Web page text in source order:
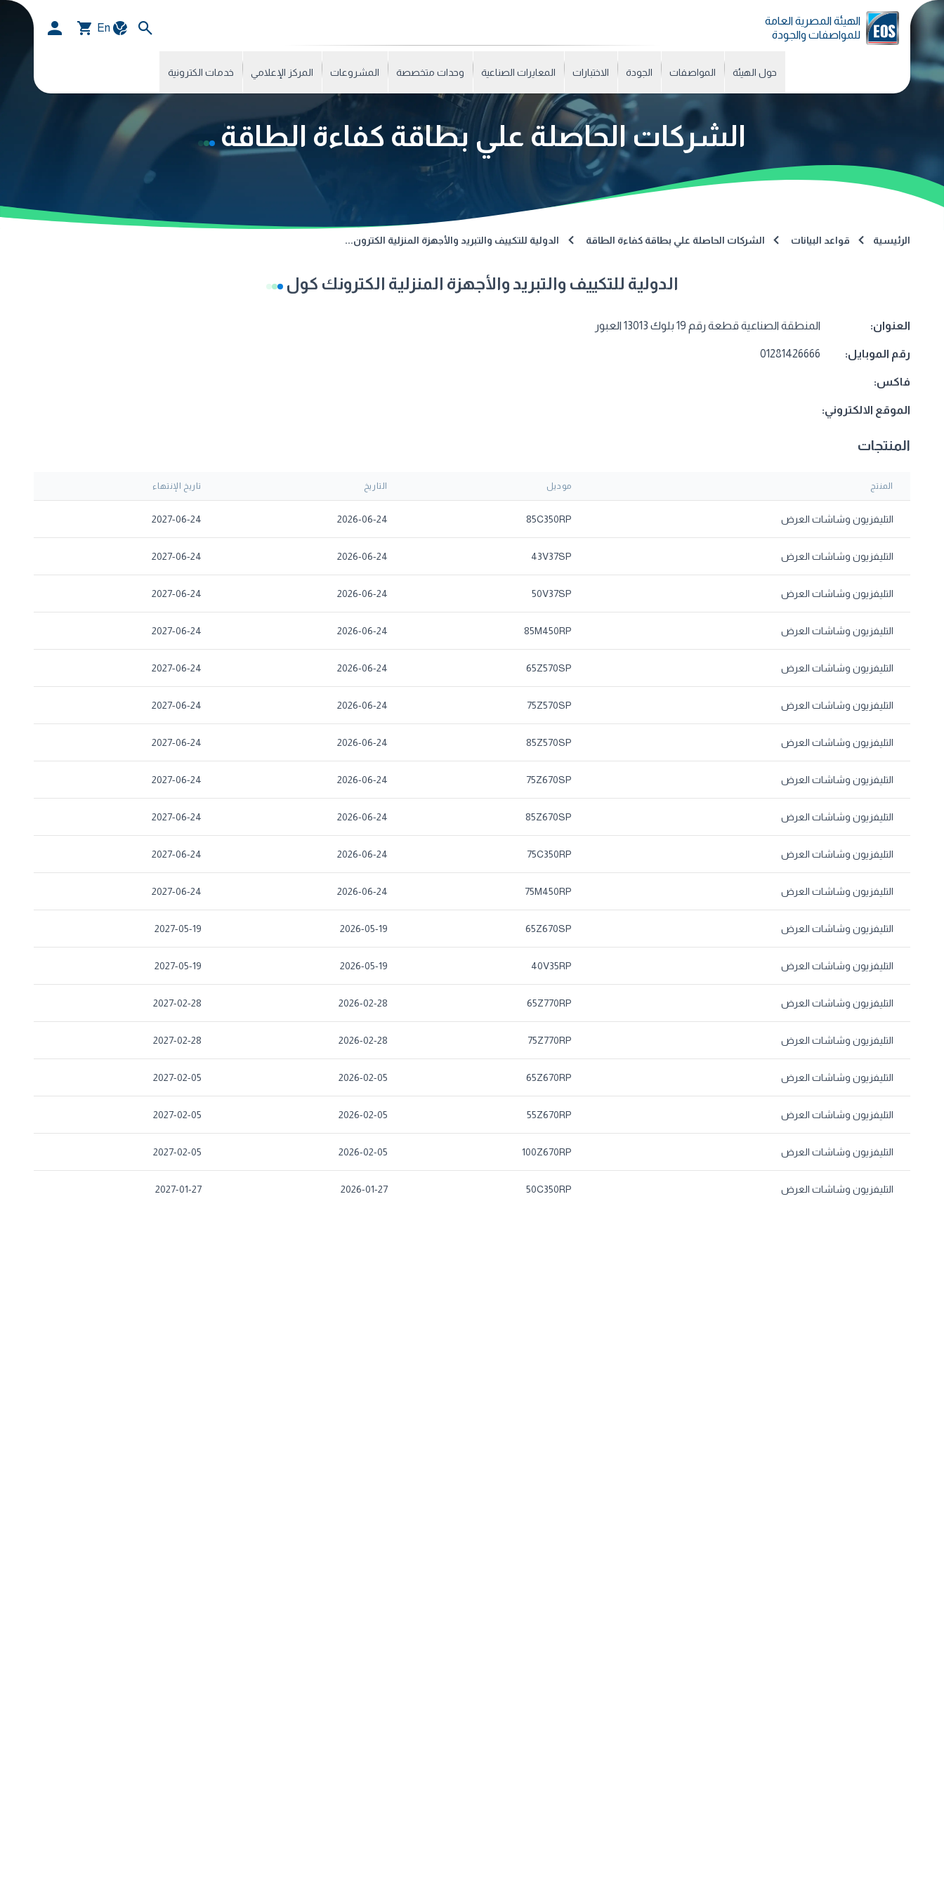
الهيئة المصرية العامة
للمواصفات والجودة
En
حول الهيئة المواصفات الجودة الاختبارات المعايرات الصناعية وحدات متخصصة المشروعات المركز الإعلامي خدمات الكترونية
الشركات الحاصلة علي بطاقة كفاءة الطاقة
الرئيسية قواعد البيانات الشركات الحاصلة علي بطاقة كفاءة الطاقة الدولية للتكييف والتبريد والأجهزة المنزلية الكترون...
الدولية للتكييف والتبريد والأجهزة المنزلية الكترونك كول
العنوان: المنطقة الصناعية قطعة رقم 19 بلوك 13013 العبور
رقم الموبايل: 01281426666
فاكس:
الموقع الالكتروني:
المنتجات
المنتج موديل التاريخ تاريخ الإنتهاء
التليفزيون وشاشات العرض 85C350RP
2026-06-24
2027-06-24
التليفزيون وشاشات العرض 43V37SP
2026-06-24
2027-06-24
التليفزيون وشاشات العرض 50V37SP
2026-06-24
2027-06-24
التليفزيون وشاشات العرض 85M450RP
2026-06-24
2027-06-24
التليفزيون وشاشات العرض 65Z570SP
2026-06-24
2027-06-24
التليفزيون وشاشات العرض 75Z570SP
2026-06-24
2027-06-24
التليفزيون وشاشات العرض 85Z570SP
2026-06-24
2027-06-24
التليفزيون وشاشات العرض 75Z670SP
2026-06-24
2027-06-24
التليفزيون وشاشات العرض 85Z670SP
2026-06-24
2027-06-24
التليفزيون وشاشات العرض 75C350RP
2026-06-24
2027-06-24
التليفزيون وشاشات العرض 75M450RP
2026-06-24
2027-06-24
التليفزيون وشاشات العرض 65Z670SP
2026-05-19
2027-05-19
التليفزيون وشاشات العرض 40V35RP
2026-05-19
2027-05-19
التليفزيون وشاشات العرض 65Z770RP
2026-02-28
2027-02-28
التليفزيون وشاشات العرض 75Z770RP
2026-02-28
2027-02-28
التليفزيون وشاشات العرض 65Z670RP
2026-02-05
2027-02-05
التليفزيون وشاشات العرض 55Z670RP
2026-02-05
2027-02-05
التليفزيون وشاشات العرض 100Z670RP
2026-02-05
2027-02-05
التليفزيون وشاشات العرض 50C350RP
2026-01-27
2027-01-27